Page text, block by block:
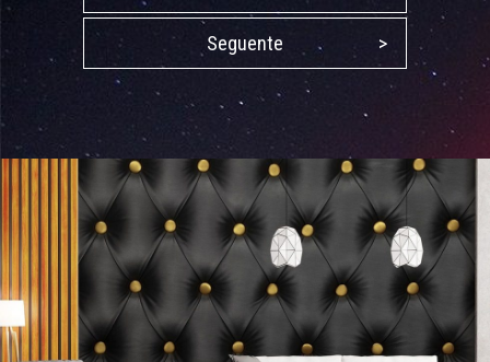
Seguente >